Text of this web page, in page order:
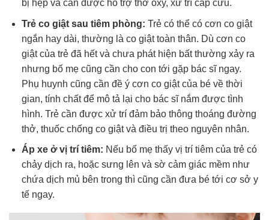
bị hẹp và cần được hỗ trợ thở oxy, xử trí cấp cứu.
Trẻ co giật sau tiêm phòng: Trẻ có thể có cơn co giật
ngắn hay dài, thường là co giật toàn thân. Dù cơn co
giật của trẻ đã hết và chưa phát hiện bất thường xảy ra
nhưng bố mẹ cũng cần cho con tới gặp bác sĩ ngay.
Phụ huynh cũng cần đề ý cơn co giật của bé về thời
gian, tính chất để mô tả lại cho bác sĩ nắm được tình
hình. Trẻ cần được xử trí đảm bảo thông thoáng đường
thở, thuốc chống co giật và điều trị theo nguyên nhân.
Áp xe ở vị trí tiêm: Nếu bố mẹ thấy vị trí tiêm của trẻ có
chảy dịch ra, hoặc sưng lên và sờ cảm giác mềm như
chứa dịch mủ bên trong thì cũng cần đưa bé tới cơ sở y
tế ngay.